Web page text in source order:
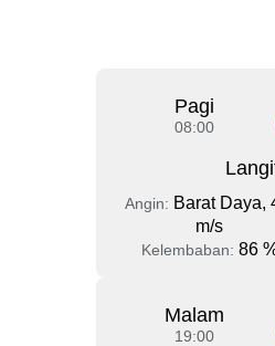
Pagi
08:00
Angin: Barat Daya,
m/s
Kelembaban: 86
Malam
19:00